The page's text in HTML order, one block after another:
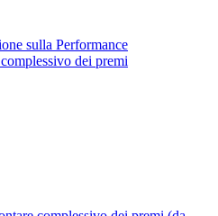
sulla Performance
dei premi